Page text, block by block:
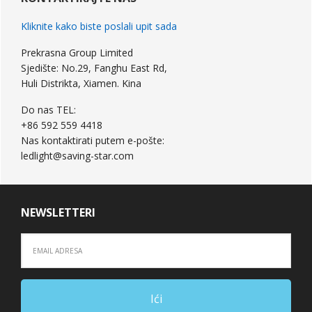
Kliknite kako biste poslali upit sada
Prekrasna Group Limited
Sjedište: No.29, Fanghu East Rd,
Huli Distrikta, Xiamen. Kina
Do nas TEL:
+86 592 559 4418
Nas kontaktirati putem e-pošte:
ledlight@saving-star.com
NEWSLETTERI